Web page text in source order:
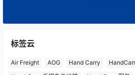
标签云
Air Freight AOG Hand Carry